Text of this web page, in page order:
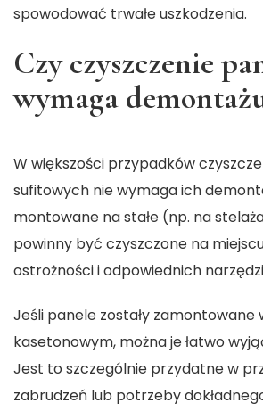
spowodować trwałe uszkodzenia.
Czy czyszczenie
wymaga
W większości przypadków
sufitowych nie wymaga ich
montowane na stałe (np. na
powinny być czyszczone na
ostrożności i odpowiednich
Jeśli panele zostały zamontowane
kasetonowym, można je łatwo
Jest to szczególnie przydatne w
zabrudzeń lub potrzeby